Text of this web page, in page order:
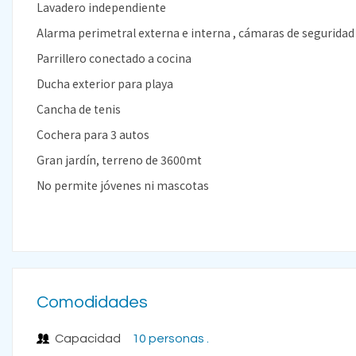
Lavadero independiente
Alarma perimetral externa e interna , cámaras de seguridad
Parrillero conectado a cocina
Ducha exterior para playa
Cancha de tenis
Cochera para 3 autos
Gran jardín, terreno de 3600mt
No permite jóvenes ni mascotas
Comodidades
Capacidad 10 personas .